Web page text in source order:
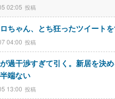
02:05
ロちゃん、とち狂ったツイート
04:00
過干渉すぎて引く。新居を決
端ない
13:00